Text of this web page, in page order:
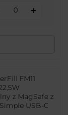
+
FM11
z MagSafe z
USB-C